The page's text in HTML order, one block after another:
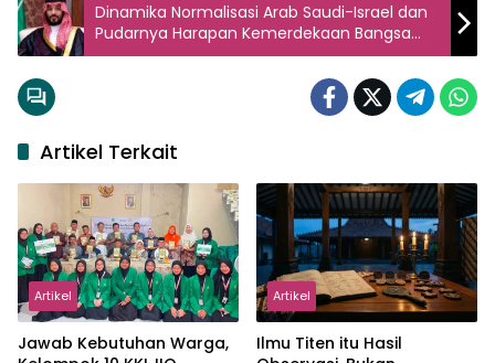
Dinamika Normalisasi Arab Saudi-Israel dan
Pudarnya Harapan Kemerdekaan Bangsa
Palestina
Artikel Terkait
Artikel
Jawab Kebutuhan Warga,
Artikel
Ilmu Titen itu Hasil